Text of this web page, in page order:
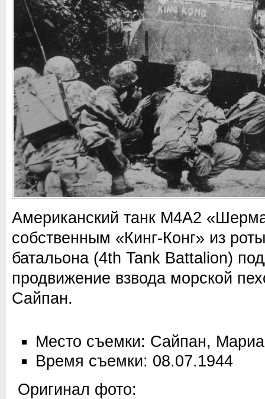
Американский танк М4А2
собственным «Кинг-Конг» из
батальона (4th Tank Battalion)
продвижение взвода морской
Сайпан.
Место съемки: Сайпан,
Время съемки: 08.07.1944
Оригинал фото: